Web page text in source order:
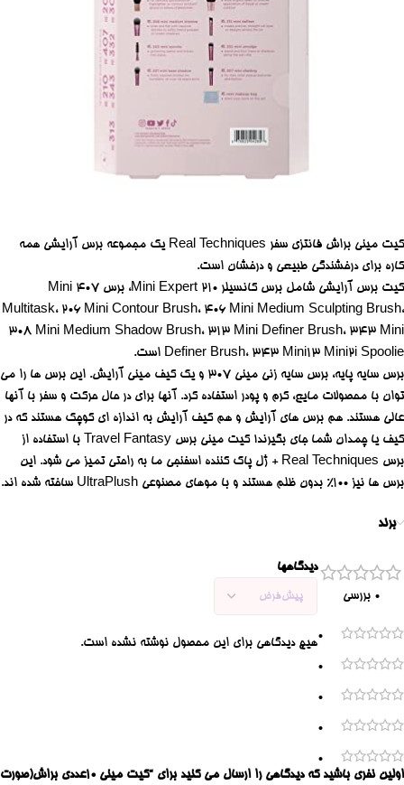
کیت مینی براش فانتزی سفر Real Techniques یک مجموعه برس آرایشی همه
کاره برای درخشندگی طبیعی و درخشان است.
کیت برس آرایشی شامل برس کانسیلر 210 Mini Expert، برس 407 Mini
Multitask، 206 Mini Contour Brush، 406 Mini Medium Sculpting Brush،
308 Mini Medium Shadow Brush، 313 Mini Definer Brush، 343 Mini
Definer Brush، 343 Mini13 Mini2i Spoolie است.
برس سایه پایه، برس سایه زنی مینی 307 و یک کیف مینی آرایش.
این برس ها را می
توان با محصولات مایع، کرم و پودر استفاده کرد. آنها برای در حال حرکت و سفر با آنها
عالی هستند. هم برس های آرایش و هم کیف آرایش به اندازه ای کوچک هستند که در
کیف یا چمدان شما جای بگیرند!
کیت مینی برس Travel Fantasy با استفاده از
برس Real Techniques + ژل پاک کننده اسفنجی ما به راحتی تمیز می شود.
این
برس ها نیز 100% بدون ظلم هستند و با موهای مصنوعی UltraPlush ساخته شده اند.
برند
0 بررسی
0
0
0
0
0
دیدگاهها
هیچ دیدگاهی برای این محصول نوشته نشده است.
اولین نفری باشید که دیدگاهی را ارسال می کنید برای “کیت مینی 10عددی براش(صورت